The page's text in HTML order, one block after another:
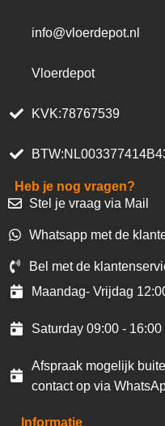
info@vloerdepot.nl
Vloerdepot
KVK:78767539
Heb je nog vragen?
Stel je vraag via Mail
Whatsapp met de
Bel met de
Maandag- Vrijdag
Saturday 09:00 - 16:00
Afspraak mogelijk
contact op via
Informatie